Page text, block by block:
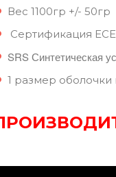
Вес 1100гр +/- 50гр
Сертификация
SRS Синтетическая
1 размер оболочки